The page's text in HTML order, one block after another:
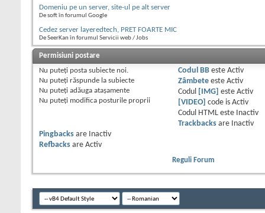
Domeniu pe un server, site-ul pe alt server
De soft în forumul Google
Cedez server layeredtech, PRET FOARTE MIC
De SeerKan în forumul Servicii web / Jobs
Permisiuni postare
Nu puteţi posta subiecte noi.
Nu puteţi răspunde la subiecte
Nu puteţi adăuga ataşamente
Nu puteţi modifica posturile proprii
Codul BBeste Activ
Zâmbeteeste Activ
Codul
[IMG] este Activ
[VIDEO]
code is Activ
Codul HTML este
Inactiv
Trackbacksare
Inactiv
Pingbacks are
Inactiv
Refbacks are Activ
Reguli Forum